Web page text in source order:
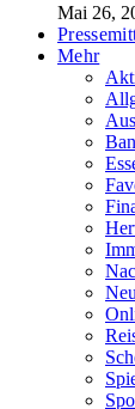
Mai 26,
Mehr